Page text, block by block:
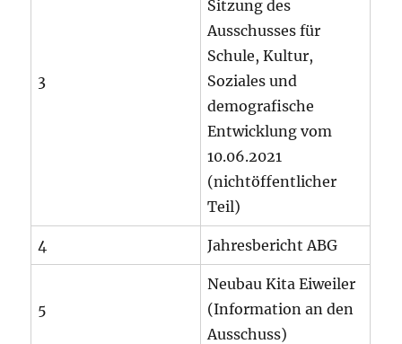
3
Sitzung des
Ausschusses für
Schule, Kultur,
Soziales und
demografische
Entwicklung vom
10.06.2021
(nichtöffentlicher
Teil)
4 Jahresbericht ABG
5
Neubau Kita Eiweiler
(Information an den
Ausschuss)